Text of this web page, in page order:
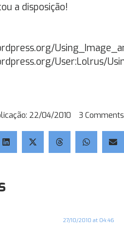
a disposição!
User:Lolrus/
22/04/2010 3 Comments
27/10/2010 at 04:46